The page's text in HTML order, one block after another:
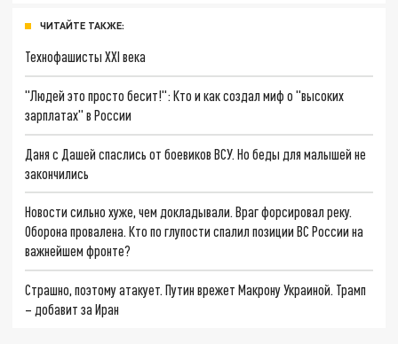
ЧИТАЙТЕ ТАКЖЕ:
Технофашисты XXI века
"Людей это просто бесит!": Кто и как создал миф о "высоких
зарплатах" в России
Даня с Дашей спаслись от боевиков ВСУ. Но беды для малышей не
закончились
Новости сильно хуже, чем докладывали. Враг форсировал реку.
Оборона провалена. Кто по глупости спалил позиции ВС России на
важнейшем фронте?
Страшно, поэтому атакует. Путин врежет Макрону Украиной. Трамп
– добавит за Иран